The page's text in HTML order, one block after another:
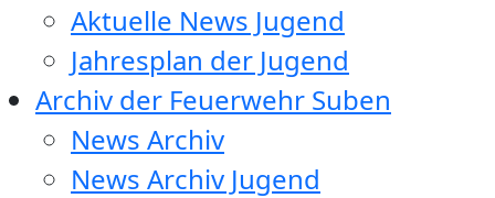
Aktuelle News Jugend
Jahresplan der Jugend
Archiv der Feuerwehr Suben
News Archiv
News Archiv Jugend